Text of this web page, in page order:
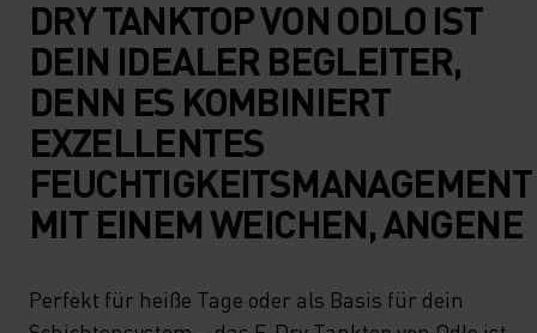
RY TANKTOP VON ODLO IST D
EIN IDEALER BEGLEITER, D
ENN ES KOMBINIERT E
XZELLENTES F
EUCHTIGKEITSMANAGEMENT M
IT EINEM WEICHEN, ANGENE
Perfekt für heiße Tage oder als Basis für dein